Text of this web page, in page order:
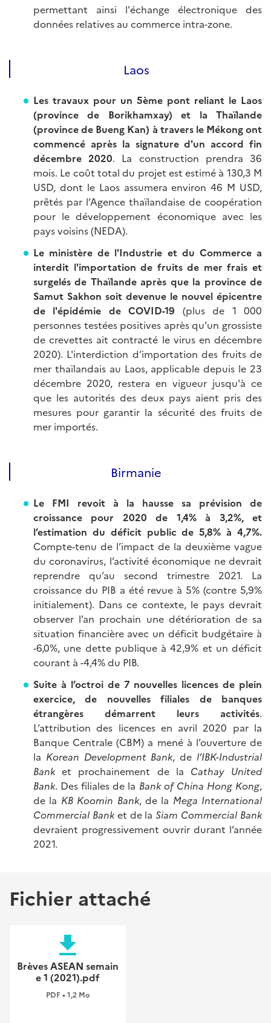
permettant ainsi l'échange électronique des
données relatives au commerce intra-zone.
Laos
Les travaux pour un 5ème pont reliant le Laos
(province de Borikhamxay) et la Thaïlande
(province de Bueng Kan) à travers le Mékong ont
commencé après la signature d'un accord fin
décembre 2020. La construction prendra 36
mois. Le coût total du projet est estimé à 130,3 M
USD, dont le Laos assumera environ 46 M USD,
prêtés par l’Agence thaïlandaise de coopération
pour le développement économique avec les
pays voisins (NEDA).
Le ministère de l'Industrie et du Commerce a
interdit l'importation de fruits de mer frais et
surgelés de Thaïlande après que la province de
Samut Sakhon soit devenue le nouvel épicentre
de l'épidémie de COVID-19 (plus de 1 000
personnes testées positives après qu’un grossiste
de crevettes ait contracté le virus en décembre
2020). L'interdiction d’importation des fruits de
mer thaïlandais au Laos, applicable depuis le 23
décembre 2020, restera en vigueur jusqu'à ce
que les autorités des deux pays aient pris des
mesures pour garantir la sécurité des fruits de
mer importés.
Birmanie
Le FMI revoit à la hausse sa prévision de
croissance pour 2020 de 1,4% à 3,2%, et
l’estimation du déficit public de 5,8% à 4,7%.
Compte-tenu de l’impact de la deuxième vague
du coronavirus, l’activité économique ne devrait
reprendre qu’au second trimestre 2021. La
croissance du PIB a été revue à 5% (contre 5,9%
initialement). Dans ce contexte, le pays devrait
observer l’an prochain une détérioration de sa
situation financière avec un déficit budgétaire à
-6,0%, une dette publique à 42,9% et un déficit
courant à -4,4% du PIB.
Suite à l’octroi de 7 nouvelles licences de plein
exercice, de nouvelles filiales de banques
étrangères démarrent leurs activités.
L’attribution des licences en avril 2020 par la
Banque Centrale (CBM) a mené à l’ouverture de
la Korean Development Bank, de l’IBK-Industrial
Banket prochainement de la Cathay United
Bank. Des filiales de la Bank of China Hong Kong,
de la KB Koomin Bank, de la Mega International
Commercial Banket de la Siam Commercial Bank
devraient progressivement ouvrir durant l’année
2021.
Fichier attaché
file_download
Brèves ASEAN semain
e 1 (2021).pdf
PDF • 1,2 Mo